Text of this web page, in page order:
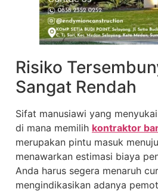
Risiko
Sangat Rendah
Sifat manusiawi yang
di mana memilih kontraktor
merupakan pintu masuk
menawarkan estimasi biaya
Anda harus segera menaruh
mengindikasikan adanya